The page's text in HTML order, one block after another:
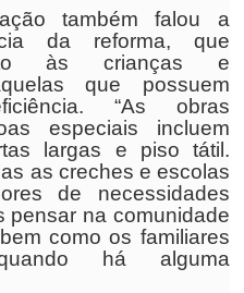
também falou a
da reforma, que
às crianças e
que possuem
“As obras
especiais incluem
largas e piso tátil.
as creches e escolas
de necessidades
pensar na comunidade
como os familiares
há alguma